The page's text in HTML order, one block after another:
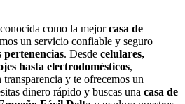
como la mejorcasa de
un servicio confiable y seguro
pertenencias. Desde celulares,
hasta electrodomésticos,
y te ofrecemos un
dinero rápido y buscas una casa de